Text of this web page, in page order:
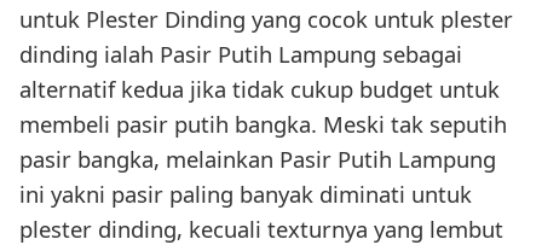
untuk Plester Dinding yang cocok untuk plester
dinding ialah Pasir Putih Lampung sebagai
alternatif kedua jika tidak cukup budget untuk
membeli pasir putih bangka. Meski tak seputih
pasir bangka, melainkan Pasir Putih Lampung
ini yakni pasir paling banyak diminati untuk
plester dinding, kecuali texturnya yang lembut